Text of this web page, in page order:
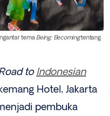
temaBeing: Becomingtentang
toIndonesian
Hotel, Jakarta
pembuka